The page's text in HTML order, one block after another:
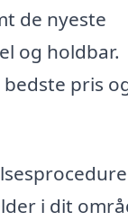
de nyeste
og holdbar.
pris
i dit